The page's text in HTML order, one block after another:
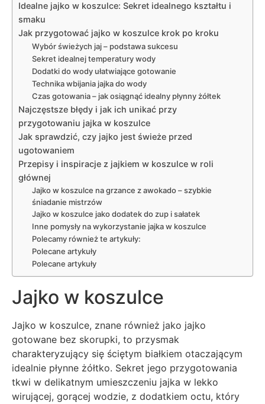
Idealne jajko w koszulce: Sekret idealnego kształtu i
smaku
Jak przygotować jajko w koszulce krok po kroku
Wybór świeżych jaj – podstawa sukcesu
Sekret idealnej temperatury wody
Dodatki do wody ułatwiające gotowanie
Technika wbijania jajka do wody
Czas gotowania – jak osiągnąć idealny płynny żółtek
Najczęstsze błędy i jak ich unikać przy
przygotowaniu jajka w koszulce
Jak sprawdzić, czy jajko jest świeże przed
ugotowaniem
Przepisy i inspiracje z jajkiem w koszulce w roli
głównej
Jajko w koszulce na grzance z awokado – szybkie
śniadanie mistrzów
Jajko w koszulce jako dodatek do zup i sałatek
Inne pomysły na wykorzystanie jajka w koszulce
Polecamy również te artykuły:
Polecane artykuły
Polecane artykuły
Jajko w koszulce
Jajko w koszulce, znane również jako jajko
gotowane bez skorupki, to przysmak
charakteryzujący się ściętym białkiem otaczającym
idealnie płynne żółtko. Sekret jego przygotowania
tkwi w delikatnym umieszczeniu jajka w lekko
wirującej, gorącej wodzie, z dodatkiem octu, który